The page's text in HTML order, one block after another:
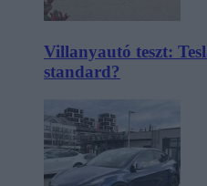
Villanyautó teszt:
standard?